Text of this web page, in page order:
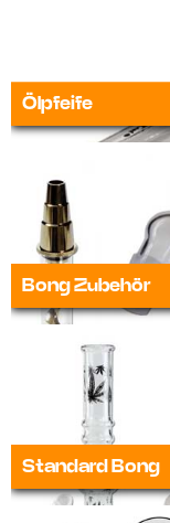
Ölpfeife
Bong Zubehör
Standard Bong